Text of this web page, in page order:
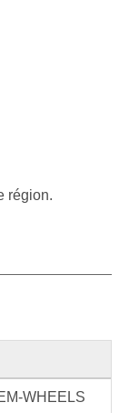
région.
WHEELS